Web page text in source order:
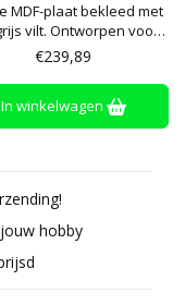
MDF-plaat bekleed met
vilt. Ontworpen voor
het bevestigen van
personages uit
Flano-
terwijl het verhaal
Kan aan de muur
€239,89
In winkelwagen
hobby